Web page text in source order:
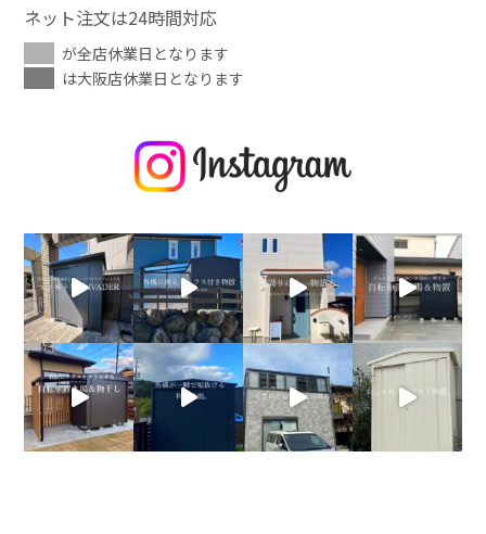
ネット注文は24時間対応
が全店休業日となります
は大阪店休業日となります